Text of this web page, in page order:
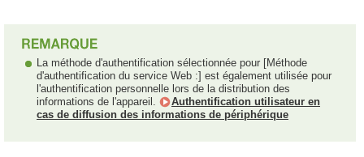
La méthode d'authentification sélectionnée pour [Méthode
d'authentification du service Web :] est également utilisée pour
l'authentification personnelle lors de la distribution des
informations de l'appareil.
Authentification utilisateur en
cas de diffusion des informations de périphérique